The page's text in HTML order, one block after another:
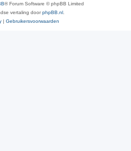
® Forum Software © phpBB Limited
vertaling doorphpBB.nl
| Gebruikersvoorwaarden